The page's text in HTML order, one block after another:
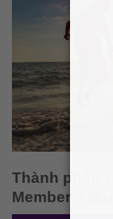
Thành phần
Member’s